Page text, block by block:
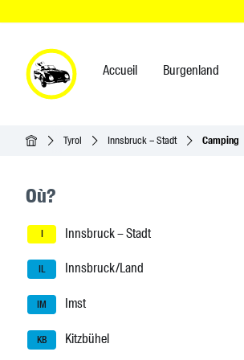
Accueil Burgenland
AccueilTyrol Innsbruck – Stadt Camping
Seitenleisten-Navigation
Où?
I Innsbruck – Stadt
IL Innsbruck/Land
IM Imst
KB Kitzbühel